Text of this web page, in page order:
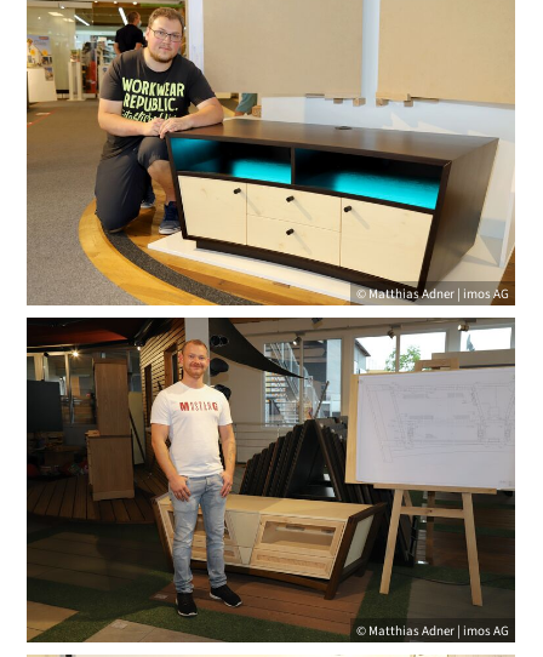
© Matthias Adner | imos AG
© Matthias Adner | imos AG